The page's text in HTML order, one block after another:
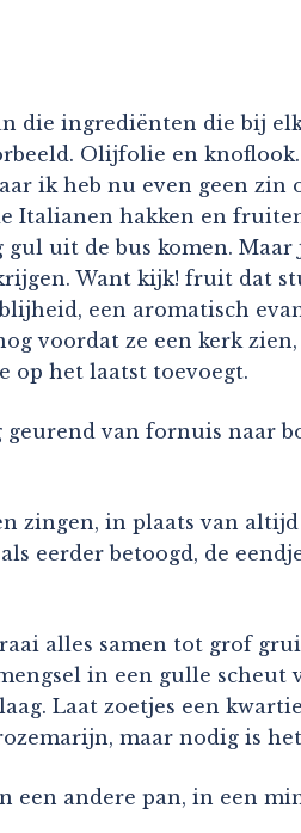
die ingrediënten die bij
Olijfolie en
ik heb nu even geen
Italianen hakken en
uit de bus komen.
Want kijk! fruit dat
een aromatisch
voordat ze een kerk
op het laatst toevoegt.
van fornuis naar
zingen, in plaats van
eerder betoogd, de
alles samen tot grof
in een gulle
Laat zoetjes een
maar nodig is
een andere pan, in een